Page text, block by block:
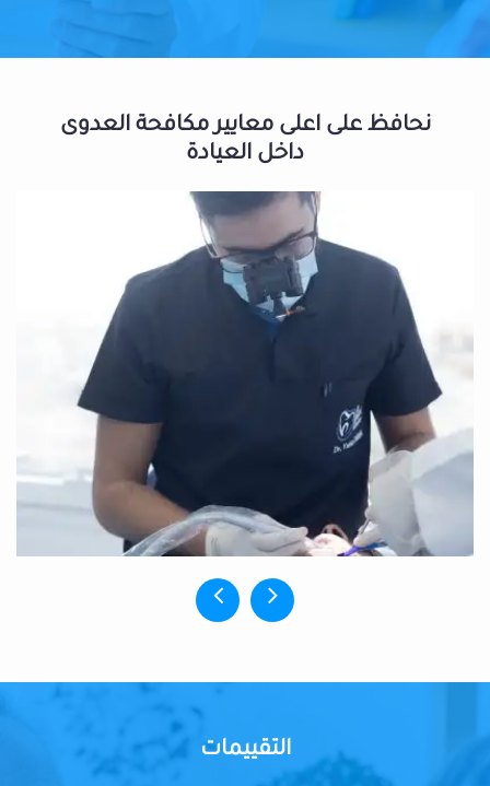
نحافظ على اعلى معايير مكافحة العدوى
داخل العيادة
التقييمات